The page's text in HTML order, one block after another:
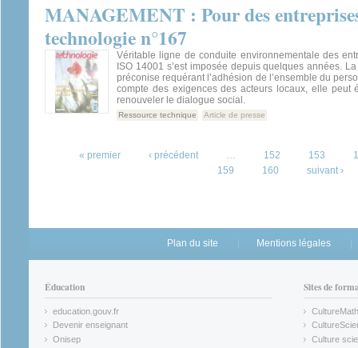
MANAGEMENT : Pour des
technologie n°167
Véritable ligne de conduite environnementale des
ISO 14001 s’est imposée depuis quelques années.
préconise requérant l’adhésion de l’ensemble du
compte des exigences des acteurs locaux, elle peut
renouveler le dialogue social.
Ressource technique Article de presse
« premier ‹ précédent … 152 153
159
160 suivant ›
Plan du site Mentions légales
Éducation
education.gouv.fr
(link is external)
Devenir enseignant
(link is external)
Onisep
Sites de
CultureMath
(link is
(link is
Culture